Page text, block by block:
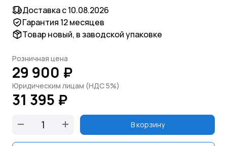
Доставка с 10.08.2026
Гарантия 12 месяцев
Товар новый, в заводской упаковке
Розничная цена
29 900 ₽
Юридическим лицам (НДС 5%)
31 395 ₽
В корзину